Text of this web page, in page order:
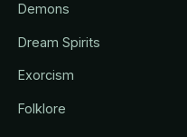
Demons
Dream Spirits
Exorcism
Folklore